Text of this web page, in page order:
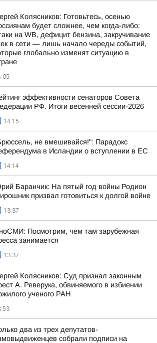
Колясников: Готовьтесь, осенью
будет сложнее, чем когда-либо:
на WB, дефицит бензина, закручивание
в сети — лишь начало череды событий,
глобально изменят ситуацию в
эффективности сенаторов Совета
РФ. Итоги весенней сессии-2026
14:15
не вмешивайся!": Парадокс
в Исландии о вступлении в ЕС
14:14
Баранчик: На пятый год войны Родион
призвал готовиться к долгой войне
13:37
Посмотрим, чем там зарубежная
занимается
13:37
Колясников: Суд признал законным
А. Реверука, обвиняемого в избиении
ученого РАН
два из трех депутатов-
собрали подписи на